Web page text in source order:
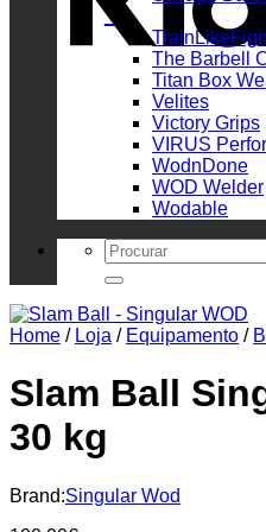
_
The Barbell
Titan Box
Velites
Victory Grips
VIRUS
WodnDone
WOD Welder
Wodable
Search
for:
Home / Loja / Equipamento /
Slam Ball
30 kg
Brand:Singular Wod